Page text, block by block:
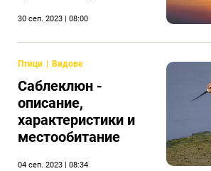
30 сеп. 2023 | 08:00
Птици Видове
Саблеклюн -
описание,
характеристики и
местообитание
04 сеп. 2023 | 08:34